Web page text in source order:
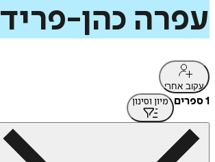
עפרה כהן-פריד
עקוב אחרי
1 ספרים מיון וסינון